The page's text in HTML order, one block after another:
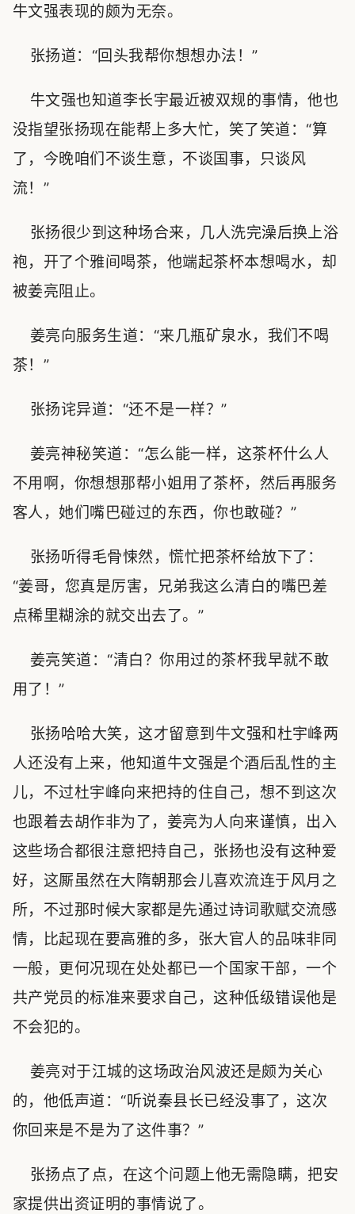
牛文强表现的颇为无奈。
张扬道：“回头我帮你想想办法！”
牛文强也知道李长宇最近被双规的事情，他也
没指望张扬现在能帮上多大忙，笑了笑道：“算
了，今晚咱们不谈生意，不谈国事，只谈风
流！”
张扬很少到这种场合来，几人洗完澡后换上浴
袍，开了个雅间喝茶，他端起茶杯本想喝水，却
被姜亮阻止。
姜亮向服务生道：“来几瓶矿泉水，我们不喝
茶！”
张扬诧异道：“还不是一样？”
姜亮神秘笑道：“怎么能一样，这茶杯什么人
不用啊，你想想那帮小姐用了茶杯，然后再服务
客人，她们嘴巴碰过的东西，你也敢碰？”
张扬听得毛骨悚然，慌忙把茶杯给放下了：
“姜哥，您真是厉害，兄弟我这么清白的嘴巴差
点稀里糊涂的就交出去了。”
姜亮笑道：“清白？你用过的茶杯我早就不敢
用了！”
张扬哈哈大笑，这才留意到牛文强和杜宇峰两
人还没有上来，他知道牛文强是个酒后乱性的主
儿，不过杜宇峰向来把持的住自己，想不到这次
也跟着去胡作非为了，姜亮为人向来谨慎，出入
这些场合都很注意把持自己，张扬也没有这种爱
好，这厮虽然在大隋朝那会儿喜欢流连于风月之
所，不过那时候大家都是先通过诗词歌赋交流感
情，比起现在要高雅的多，张大官人的品味非同
一般，更何况现在处处都已一个国家干部，一个
共产党员的标准来要求自己，这种低级错误他是
不会犯的。
姜亮对于江城的这场政治风波还是颇为关心
的，他低声道：“听说秦县长已经没事了，这次
你回来是不是为了这件事？”
张扬点了点，在这个问题上他无需隐瞒，把安
家提供出资证明的事情说了。